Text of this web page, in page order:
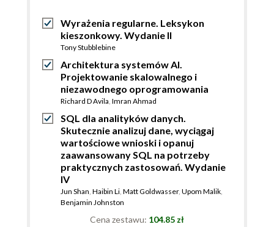
Wyrażenia regularne. Leksykon
kieszonkowy. Wydanie II
Tony Stubblebine
Architektura systemów AI.
Projektowanie skalowalnego i
niezawodnego oprogramowania
Richard D Avila, Imran Ahmad
SQL dla analityków danych.
Skutecznie analizuj dane, wyciągaj
wartościowe wnioski i opanuj
zaawansowany SQL na potrzeby
praktycznych zastosowań. Wydanie
IV
Jun Shan, Haibin Li, Matt Goldwasser, Upom Malik,
Benjamin Johnston
Cena zestawu: 104.85 zł